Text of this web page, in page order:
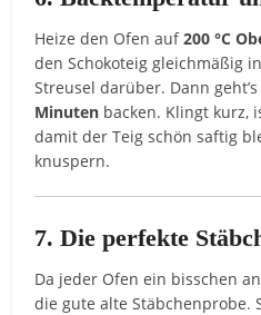
Heize den Ofen auf200 °C
den Schokoteig gleichmäßig
Streusel darüber. Dann
Minuten backen. Klingt kurz,
damit der Teig schön saftig
knuspern.
7. Die perfekte
Da jeder Ofen ein bisschen
die gute alte Stäbchenprobe.